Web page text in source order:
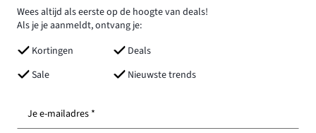
Wees altijd als eerste op de hoogte van deals!
Als je je aanmeldt, ontvang je:
Kortingen
Deals
Sale
Nieuwste trends
Je e-mailadres *